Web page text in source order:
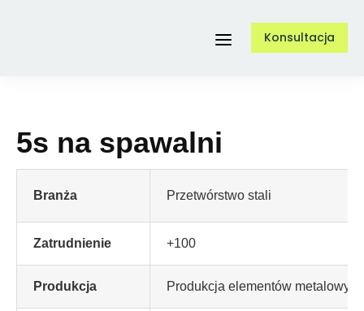
Toggle
O nas
Case Study
Konsultacja
5s na spawalni
Branża Przetwórstwo stali
Zatrudnienie +100
Produkcja Produkcja elementów metalowych